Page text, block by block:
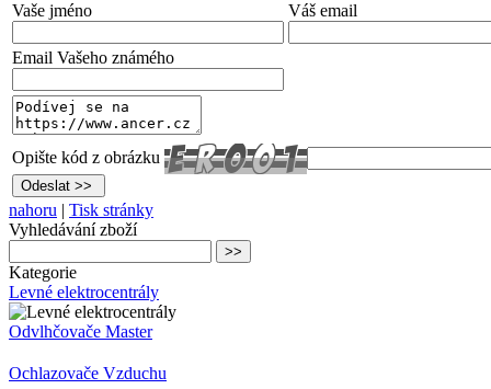
Vaše jméno Váš email
Email Vašeho známého
Opište kód z obrázku
nahoru | Tisk stránky
Vyhledávání zboží
Kategorie
Levné elektrocentrály
Odvlhčovače Master
Ochlazovače Vzduchu